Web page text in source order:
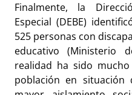
Finalmente, la
Especial (DEBE)
525 personas con
educativo (Ministerio
realidad ha sido
población en situación